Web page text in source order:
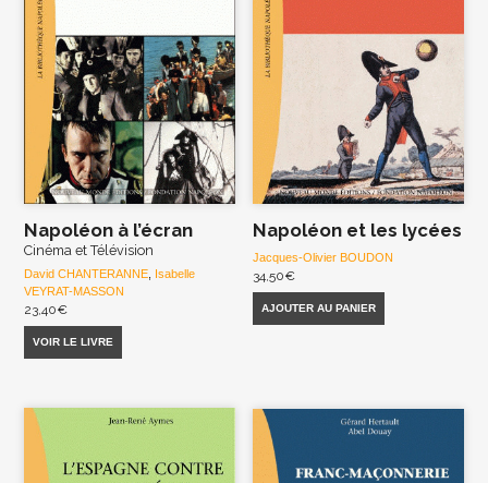
Napoléon à l’écran
Cinéma et Télévision
David CHANTERANNE, Isabelle
VEYRAT-MASSON
23,40€
VOIR LE LIVRE
Napoléon et les lycées
Jacques-Olivier BOUDON
34,50€
AJOUTER AU PANIER